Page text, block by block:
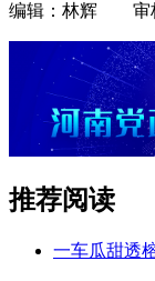
编辑：林辉 审
推荐阅读
一车瓜甜透